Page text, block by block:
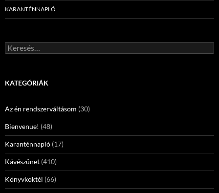
KARANTÉNNAPLÓ
Keresés:
KATEGÓRIÁK
Az én rendszerváltásom (30)
Bienvenue! (48)
Karanténnapló (17)
Kávészünet (410)
Könyvkoktél (66)